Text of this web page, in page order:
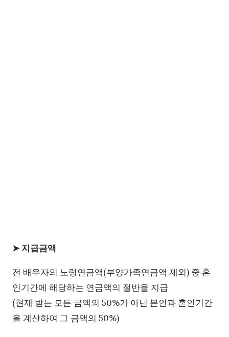
➤ 지급금액
전 배우자의 노령연금액(부양가족연금액 제외) 중 혼
인기간에 해당하는 연금액의 절반을 지급
(현재 받는 모든 금액의 50%가 아닌 본인과 혼인기간
을 계산하여 그 금액의 50%)